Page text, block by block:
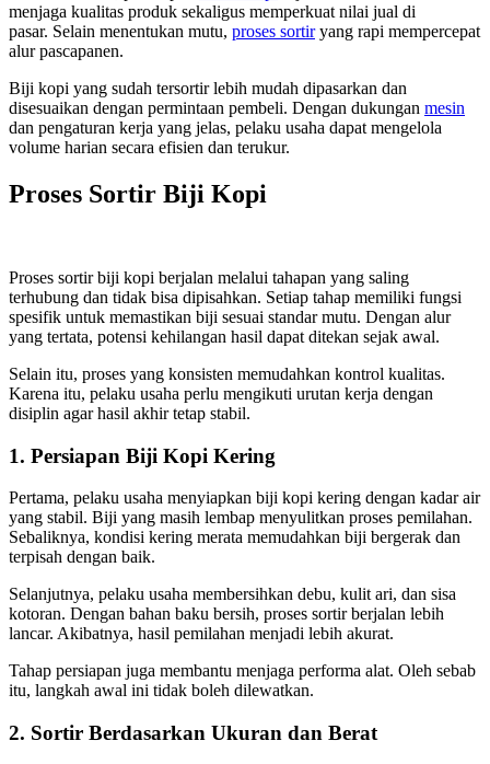
menjaga kualitas produk sekaligus memperkuat nilai jual di
pasar. Selain menentukan mutu, proses sortiryang rapi mempercepat
alur pascapanen.
Biji kopi yang sudah tersortir lebih mudah dipasarkan dan
disesuaikan dengan permintaan pembeli. Dengan dukungan mesin
dan pengaturan kerja yang jelas, pelaku usaha dapat mengelola
volume harian secara efisien dan terukur.
Proses Sortir Biji Kopi
Proses sortir biji kopi berjalan melalui tahapan yang saling
terhubung dan tidak bisa dipisahkan. Setiap tahap memiliki fungsi
spesifik untuk memastikan biji sesuai standar mutu. Dengan alur
yang tertata, potensi kehilangan hasil dapat ditekan sejak awal.
Selain itu, proses yang konsisten memudahkan kontrol kualitas.
Karena itu, pelaku usaha perlu mengikuti urutan kerja dengan
disiplin agar hasil akhir tetap stabil.
1. Persiapan Biji Kopi Kering
Pertama, pelaku usaha menyiapkan biji kopi kering dengan kadar air
yang stabil. Biji yang masih lembap menyulitkan proses pemilahan.
Sebaliknya, kondisi kering merata memudahkan biji bergerak dan
terpisah dengan baik.
Selanjutnya, pelaku usaha membersihkan debu, kulit ari, dan sisa
kotoran. Dengan bahan baku bersih, proses sortir berjalan lebih
lancar. Akibatnya, hasil pemilahan menjadi lebih akurat.
Tahap persiapan juga membantu menjaga performa alat. Oleh sebab
itu, langkah awal ini tidak boleh dilewatkan.
2. Sortir Berdasarkan Ukuran dan Berat